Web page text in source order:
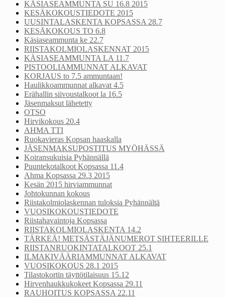
KÄSIASEAMMUNTA SU 16.8 2015
KESÄKOKOUSTIEDOTE 2015
UUSINTALASKENTA KOPSASSA 28.7
KESÄKOKOUS TO 6.8
Käsiaseammunta ke 22.7
RIISTAKOLMIOLASKENNAT 2015
KÄSIASEAMMUNTA LA 11.7
PISTOOLIAMMUNNAT ALKAVAT
KORJAUS to 7.5 ammuntaan!
Haulikkoammunnat alkavat 4.5
Erähallin siivoustalkoot la 16.5
Jäsenmaksut lähetetty
OTSO
Hirvikokous 20.4
AHMA TTI
Ruokavieras Kopsan haaskalla
JÄSENMAKSUPOSTITUS MYÖHÄSSÄ
Koiransukuisia Pyhännällä
Puuntekotalkoot Kopsassa 11.4
Ahma Kopsassa 29.3 2015
Kesän 2015 hirviammunnat
Johtokunnan kokous
Riistakolmiolaskennan tuloksia Pyhännältä
VUOSIKOKOUSTIEDOTE
Riistahavaintoja Kopsassa
RIISTAKOLMIOLASKENTA 14.2
TÄRKEÄ! METSÄSTÄJÄNUMEROT SIHTEERILLE
RIISTANRUOKINTATALKOOT 25.1
ILMAKIVÄÄRIAMMUNNAT ALKAVAT
VUOSIKOKOUS 28.1 2015
Tilastokortin täyttötilaisuus 15.12
Hirvenhaukkukokeet Kopsassa 29.11
RAUHOITUS KOPSASSA 22.11